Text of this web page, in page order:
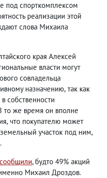
под спорткомплексом
реализации этой
слова Михаила
края Алексей
власти могут
совладельца
назначению, так как
собственности
то же время он вполне
, что покупателю может
участок под ним,
сообщили, будто 49% акций
Михаил Дроздов.